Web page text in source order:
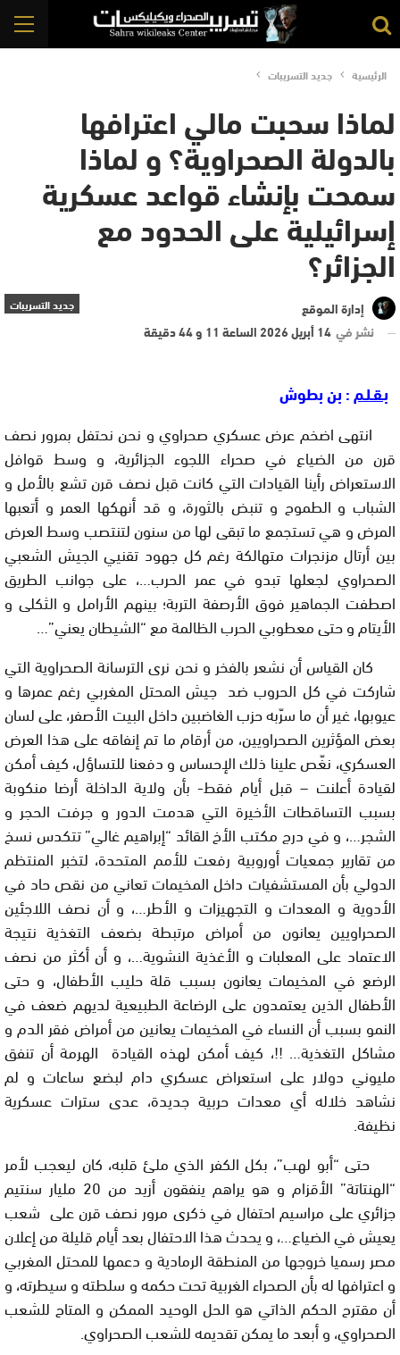
الرئيسية جديد التسريبات
لماذا سحبت مالي اعترافها
بالدولة الصحراوية؟ و لماذا
سمحت بإنشاء قواعد عسكرية
إسرائيلية على الحدود مع
الجزائر؟
جديد التسريبات
إدارة الموقع
نشر في14 أبريل 2026 الساعة 11 و 44 دقيقة
بـقـلـم: بن بطوش
انتهى اضخم عرض عسكري صحراوي و نحن نحتفل بمرور نصف
قرن من الضياع في صحراء اللجوء الجزائرية، و وسط قوافل
الاستعراض رأينا القيادات التي كانت قبل نصف قرن تشع بالأمل و
الشباب و الطموح و تنبض بالثورة، و قد أنهكها العمر و أتعبها
المرض و هي تستجمع ما تبقى لها من سنون لتنتصب وسط العرض
بين أرتال مزنجرات متهالكة رغم كل جهود تقنيي الجيش الشعبي
الصحراوي لجعلها تبدو في عمر الحرب…، على جوانب الطريق
اصطفت الجماهير فوق الأرصفة التربة؛ بينهم الأرامل و الثكلى و
الأيتام و حتى معطوبي الحرب الظالمة مع “الشيطان يعني”…
كان القياس أن نشعر بالفخر و نحن نرى الترسانة الصحراوية التي
شاركت في كل الحروب ضد جيش المحتل المغربي رغم عمرها و
عيوبها، غير أن ما سرّبه حزب الغاضبين داخل البيت الأصفر، على لسان
بعض المؤثرين الصحراويين، من أرقام ما تم إنفاقه على هذا العرض
العسكري، نغّص علينا ذلك الإحساس و دفعنا للتساؤل، كيف أمكن
لقيادة أعلنت – قبل أيام فقط- بأن ولاية الداخلة أرضا منكوبة
بسبب التساقطات الأخيرة التي هدمت الدور و جرفت الحجر و
الشجر…، و في درج مكتب الأخ القائد “إبراهيم غالي” تتكدس نسخ
من تقارير جمعيات أوروبية رفعت للأمم المتحدة، لتخبر المنتظم
الدولي بأن المستشفيات داخل المخيمات تعاني من نقص حاد في
الأدوية و المعدات و التجهيزات و الأطر…، و أن نصف اللاجئين
الصحراويين يعانون من أمراض مرتبطة بضعف التغذية نتيجة
الاعتماد على المعلبات و الأغذية النشوية…، و أن أكثر من نصف
الرضع في المخيمات يعانون بسبب قلة حليب الأطفال، و حتى
الأطفال الذين يعتمدون على الرضاعة الطبيعية لديهم ضعف في
النمو بسبب أن النساء في المخيمات يعانين من أمراض فقر الدم و
مشاكل التغذية… !!، كيف أمكن لهذه القيادة الهرمة أن تنفق
مليوني دولار على استعراض عسكري دام لبضع ساعات و لم
نشاهد خلاله أي معدات حربية جديدة، عدى سترات عسكرية
نظيفة.
حتى “أبو لهب”، بكل الكفر الذي ملئ قلبه، كان ليعجب لأمر
“الهنتاتة” الأقزام و هو يراهم ينفقون أزيد من 20 مليار سنتيم
جزائري على مراسيم احتفال في ذكرى مرور نصف قرن على شعب
يعيش في الضياع…، و يحدث هذا الاحتفال بعد أيام قليلة من إعلان
مصر رسميا خروجها من المنطقة الرمادية و دعمها للمحتل المغربي
و اعترافها له بأن الصحراء الغربية تحت حكمه و سلطته و سيطرته، و
أن مقترح الحكم الذاتي هو الحل الوحيد الممكن و المتاح للشعب
الصحراوي، و أبعد ما يمكن تقديمه للشعب الصحراوي.